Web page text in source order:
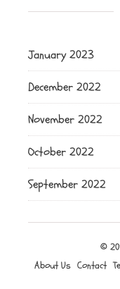
January 2023
December 2022
November 2022
October 2022
September 2022
©
About Us Contact